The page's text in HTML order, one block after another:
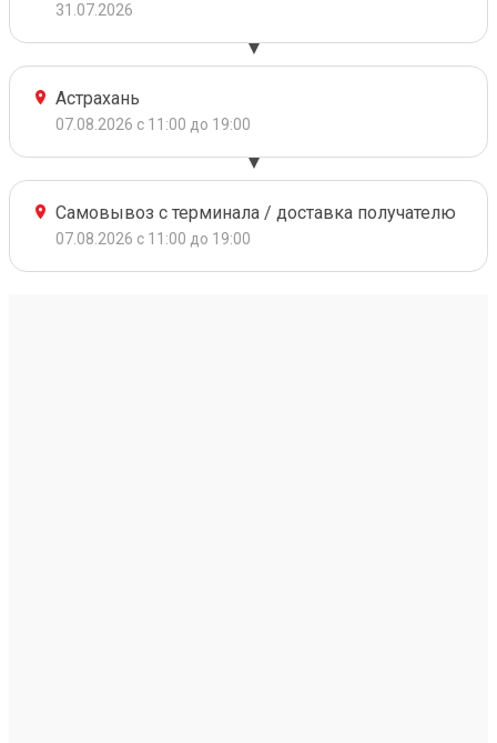
31.07.2026
Астрахань
07.08.2026 с 11:00 до 19:00
Самовывоз с терминала / доставка получателю
07.08.2026 с 11:00 до 19:00